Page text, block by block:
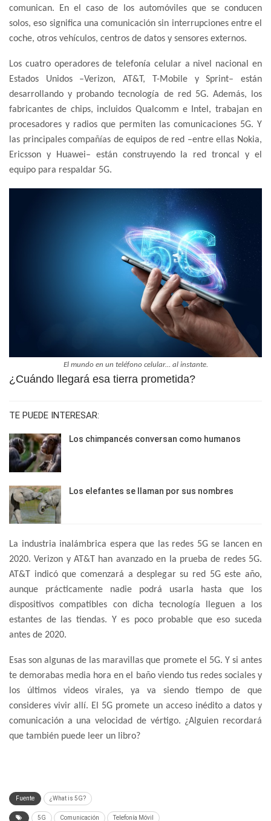
comunican. En el caso de los automóviles que se conducen
solos, eso significa una comunicación sin interrupciones entre el
coche, otros vehículos, centros de datos y sensores externos.
Los cuatro operadores de telefonía celular a nivel nacional en
Estados Unidos –Verizon, AT&T, T-Mobile y Sprint– están
desarrollando y probando tecnología de red 5G. Además, los
fabricantes de chips, incluidos Qualcomm e Intel, trabajan en
procesadores y radios que permiten las comunicaciones 5G. Y
las principales compañías de equipos de red –entre ellas Nokia,
Ericsson y Huawei– están construyendo la red troncal y el
equipo para respaldar 5G.
El mundo en un teléfono celular… al instante.
¿Cuándo llegará esa tierra prometida?
TE PUEDE INTERESAR:
Los chimpancés conversan como humanos
Los elefantes se llaman por sus nombres
La industria inalámbrica espera que las redes 5G se lancen en
2020. Verizon y AT&T han avanzado en la prueba de redes 5G.
AT&T indicó que comenzará a desplegar su red 5G este año,
aunque prácticamente nadie podrá usarla hasta que los
dispositivos compatibles con dicha tecnología lleguen a los
estantes de las tiendas. Y es poco probable que eso suceda
antes de 2020.
Esas son algunas de las maravillas que promete el 5G. Y si antes
te demorabas media hora en el baño viendo tus redes sociales y
los últimos videos virales, ya va siendo tiempo de que
consideres vivir allí. El 5G promete un acceso inédito a datos y
comunicación a una velocidad de vértigo. ¿Alguien recordará
que también puede leer un libro?
Fuente ¿What is 5G?
5G Comunicación Telefonía Móvil